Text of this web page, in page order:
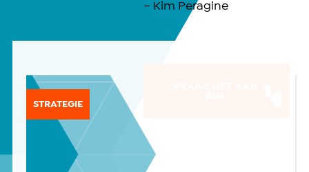
– Kim Peragine
STRATEGIE